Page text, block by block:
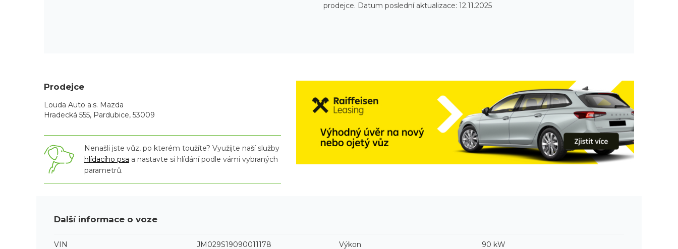
prodejce. Datum poslední aktualizace: 12.11.2025
Prodejce
Louda Auto a.s. Mazda
Hradecká 555, Pardubice, 53009
Nenašli jste vůz, po kterém toužíte? Využijte naší služby
hlídacího psa a nastavte si hlídání podle vámi vybraných
parametrů.
Další informace o voze
VIN JM029S19090011178 Výkon 90 kW